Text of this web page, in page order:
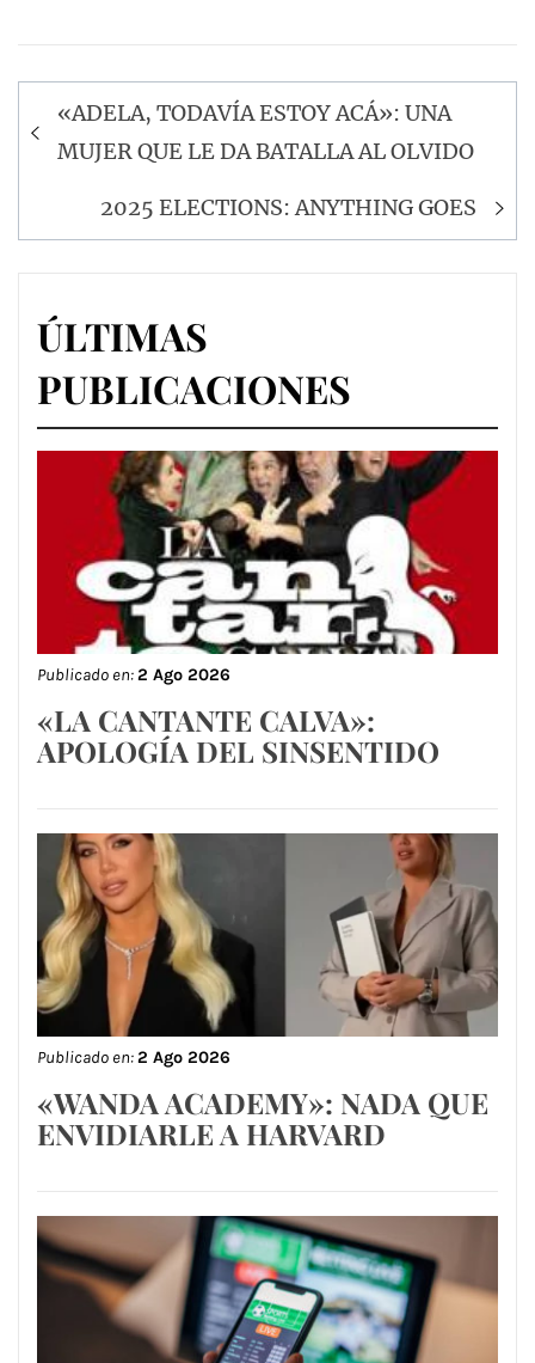
Navegación
de
«ADELA, TODAVÍA ESTOY ACÁ»: UNA
MUJER QUE LE DA BATALLA AL OLVIDO
2025 ELECTIONS: ANYTHING GOES
ÚLTIMAS
PUBLICACIONES
Publicado en:2 Ago 2026
«LA CANTANTE CALVA»:
APOLOGÍA DEL SINSENTIDO
Publicado en:2 Ago 2026
«WANDA ACADEMY»: NADA QUE
ENVIDIARLE A HARVARD